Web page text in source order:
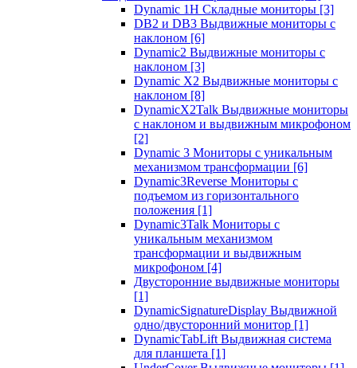
Dynamic 1Н Складные мониторы [3]
DB2 и DB3 Выдвижные мониторы с
наклоном [6]
Dynamic2 Выдвижные мониторы с
наклоном [3]
Dynamic X2 Выдвижные мониторы с
наклоном [8]
DynamicX2Talk Выдвижные мониторы
с наклоном и выдвижным микрофоном
[2]
Dynamic 3 Мониторы с уникальным
механизмом трансформации [6]
Dynamic3Reverse Мониторы с
подъемом из горизонтального
положения [1]
Dynamic3Talk Мониторы с
уникальным механизмом
трансформации и выдвижным
микрофоном [4]
Двусторонние выдвижные мониторы
[1]
DynamicSignatureDisplay Выдвижной
одно/двусторонний монитор [1]
DynamicTabLift Выдвижная система
для планшета [1]